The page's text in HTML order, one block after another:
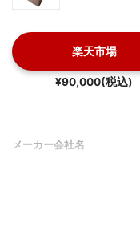
楽天市場
¥90,000(税込)
メーカー会社名